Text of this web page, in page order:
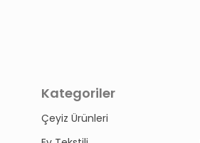
Kategoriler
Çeyiz Ürünleri